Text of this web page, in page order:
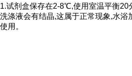
1.试剂盒保存在2-8℃,使用室温平衡20
洗涤液会有结晶,这属于正常现象,水浴
使用。